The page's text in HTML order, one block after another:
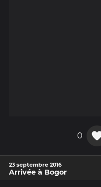
0
23 septembre 2016
Arrivée à Bogor